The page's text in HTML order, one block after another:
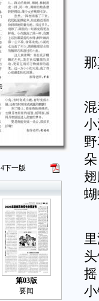
4下一版
第03版
要闻